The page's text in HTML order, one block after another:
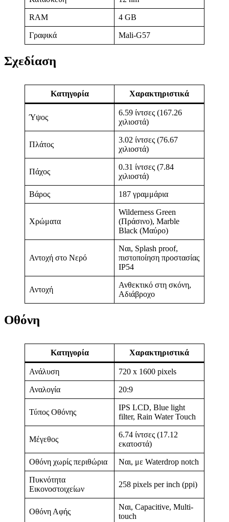
RAM 4 GB
Γραφικά Mali-G57
Σχεδίαση
Κατηγορία Χαρακτηριστικά
Ύψος
6.59 ίντσες (167.26
χιλιοστά)
Πλάτος
3.02 ίντσες (76.67
χιλιοστά)
Πάχος
0.31 ίντσες (7.84
χιλιοστά)
Βάρος 187 γραμμάρια
Χρώματα
Wilderness Green
(Πράσινο), Marble
Black (Μαύρο)
Αντοχή στο Νερό
Ναι, Splash proof,
πιστοποίηση προστασίας
IP54
Αντοχή
Ανθεκτικό στη σκόνη,
Αδιάβροχο
Οθόνη
Κατηγορία Χαρακτηριστικά
Ανάλυση 720 x 1600 pixels
Αναλογία 20:9
Τύπος Οθόνης
IPS LCD, Blue light
filter, Rain Water Touch
Μέγεθος
6.74 ίντσες (17.12
εκατοστά)
Οθόνη χωρίς περιθώρια Ναι, με Waterdrop notch
Πυκνότητα
Εικονοστοιχείων
258 pixels per inch (ppi)
Οθόνη Αφής
Ναι, Capacitive, Multi-
touch